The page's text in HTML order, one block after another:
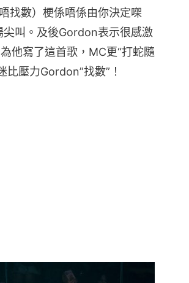
找數）梗係唔係由你決定㗎
叫。及後Gordon表示很感激
他寫了這首歌，MC更“打蛇隨
壓力Gordon”找數”！